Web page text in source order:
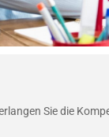
Sie die